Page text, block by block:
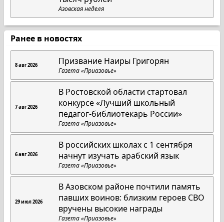
Азовская неделя
Ранее в новостях
8 авг 2026 Призвание Наиры Григорян
Газета «Приазовье»
7 авг 2026
В Ростовской области стартовал
конкурсе «Лучший школьный
педагог-библиотекарь России»
Газета «Приазовье»
6 авг 2026
В российских школах с 1 сентября
начнут изучать арабский язык
Газета «Приазовье»
29 июл 2026
В Азовском районе почтили память
павших воинов: близким героев СВО
вручены высокие награды
Газета «Приазовье»